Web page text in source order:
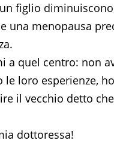
figlio
menopausa
a quel centro: non
loro esperienze,
il vecchio detto
dottoressa!